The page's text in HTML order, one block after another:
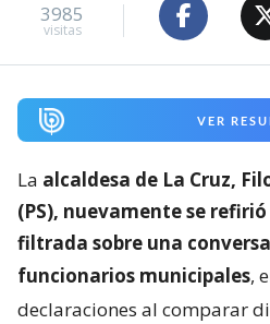
3985
visitas
VER
La alcaldesa de La Cruz,
(PS), nuevamente se
filtrada sobre una
funcionarios municipales,
declaraciones al comparar